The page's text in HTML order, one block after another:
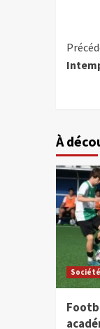
À
Société